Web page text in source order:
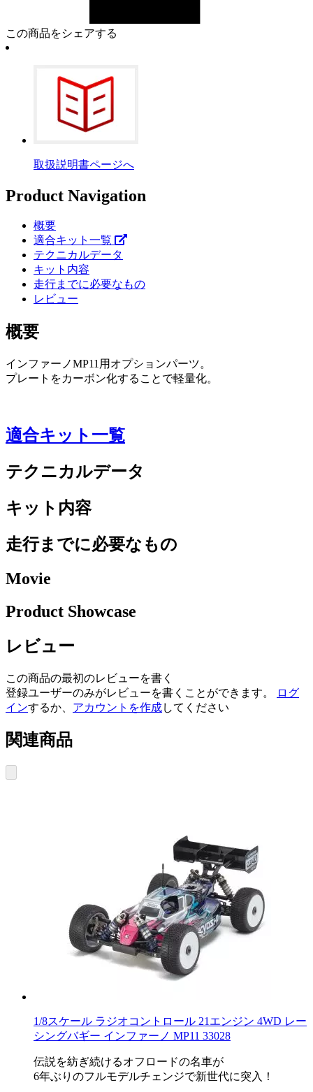
この商品をシェアする
取扱説明書ページへ
Product Navigation
概要
適合キット一覧
テクニカルデータ
キット内容
走行までに必要なもの
レビュー
概要
インファーノMP11用オプションパーツ。
プレートをカーボン化することで軽量化。
適合キット一覧
テクニカルデータ
キット内容
走行までに必要なもの
Movie
Product Showcase
レビュー
この商品の最初のレビューを書く
登録ユーザーのみがレビューを書くことができます。
ログ
インするか、 アカウントを作成してください
関連商品
1/8スケール ラジオコントロール 21エンジン 4WD レー
シングバギー インファーノ MP11 33028
伝説を紡ぎ続けるオフロードの名車が
6年ぶりのフルモデルチェンジで新世代に突入！